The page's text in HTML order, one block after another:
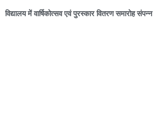
विद्यालय में वार्षिकोत्सव एवं पुरस्कार वितरण समारोह संपन्न